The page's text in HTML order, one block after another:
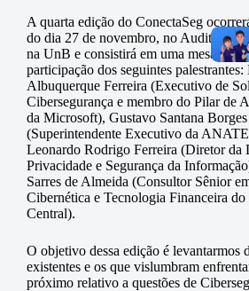
A quarta edição do ConectaSeg
do dia 27 de novembro, no Auditório
na UnB e consistirá em uma mesa
participação dos seguintes palestrantes:
Albuquerque Ferreira (Executivo de
Cibersegurança e membro do Pilar de
da Microsoft), Gustavo Santana Borges
(Superintendente Executivo da
Leonardo Rodrigo Ferreira (Diretor da
Privacidade e Segurança da
Sarres de Almeida (Consultor Sênior
Cibernética e Tecnologia Financeira
Central).
O objetivo dessa edição é levantarmos
existentes e os que vislumbram
próximo relativo a questões de